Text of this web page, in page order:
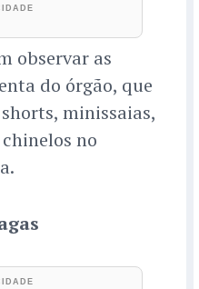
observar as
do órgão, que
minissaias,
no